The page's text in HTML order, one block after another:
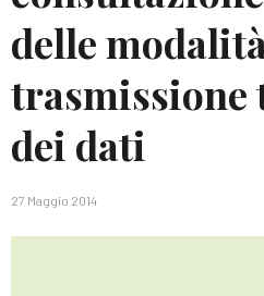
delle
trasmissione
dei dati
27 Maggio 2014